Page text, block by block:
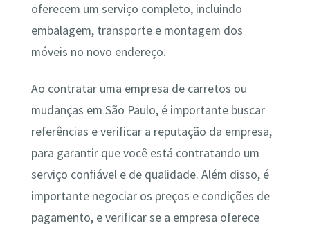
oferecem um serviço completo, incluindo
embalagem, transporte e montagem dos
móveis no novo endereço.
Ao contratar uma empresa de carretos ou
mudanças em São Paulo, é importante buscar
referências e verificar a reputação da empresa,
para garantir que você está contratando um
serviço confiável e de qualidade. Além disso, é
importante negociar os preços e condições de
pagamento, e verificar se a empresa oferece